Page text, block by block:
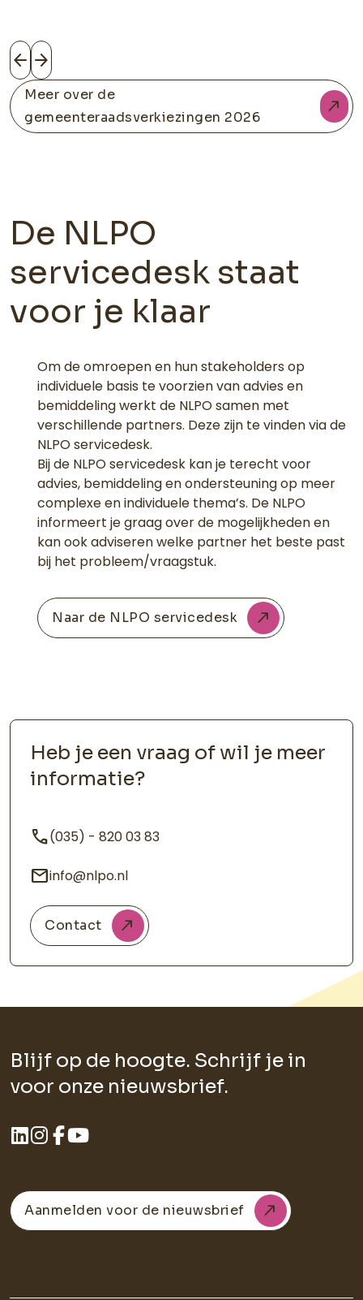
Meer over de
gemeenteraadsverkiezingen 2026
De NLPO
servicedesk staat
voor je klaar
Om de omroepen en hun stakeholders op
individuele basis te voorzien van advies en
bemiddeling werkt de NLPO samen met
verschillende partners. Deze zijn te vinden via de
NLPO servicedesk.
Bij de NLPO servicedesk kan je terecht voor
advies, bemiddeling en ondersteuning op meer
complexe en individuele thema’s. De NLPO
informeert je graag over de mogelijkheden en
kan ook adviseren welke partner het beste past
bij het probleem/vraagstuk.
Naar de NLPO servicedesk
Heb je een vraag of wil je meer
informatie?
phone(035) - 820 03 83
emailinfo@nlpo.nl
Contact
Blijf op de hoogte. Schrijf je in
voor onze nieuwsbrief.
Aanmelden voor de nieuwsbrief